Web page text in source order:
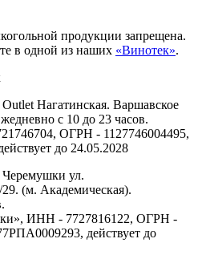
продукции запрещена.
в одной из наших «Винотек».
Нагатинская. Варшавское
с 10 до 23 часов.
ОГРН - 1127746004495,
до 24.05.2028
ул.
(м. Академическая).
ИНН - 7727816122, ОГРН -
действует до